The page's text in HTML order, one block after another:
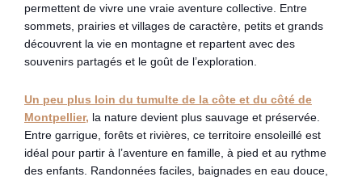
permettent de vivre une vraie aventure collective. Entre
sommets, prairies et villages de caractère, petits et grands
découvrent la vie en montagne et repartent avec des
souvenirs partagés et le goût de l’exploration.
Un peu plus loin du tumulte de la côte et du côté de
Montpellier, la nature devient plus sauvage et préservée.
Entre garrigue, forêts et rivières, ce territoire ensoleillé est
idéal pour partir à l’aventure en famille, à pied et au rythme
des enfants. Randonnées faciles, baignades en eau douce,